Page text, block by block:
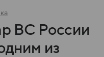
ВС России
из